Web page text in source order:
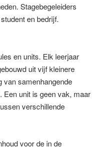
Stagebegeleiders
en bedrijf.
en units. Elk leerjaar
uit vijf kleinere
van samenhangende
Een unit is geen vak, maar
verschillende
voor de in de